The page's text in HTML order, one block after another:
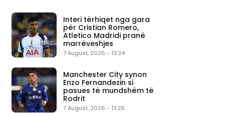
Interi tërhiqet nga gara
për Cristian Romero,
Atletico Madridi pranë
marrëveshjes
7 August, 2026 - 13:34
Manchester City synon
Enzo Fernandezin si
pasues të mundshëm të
Rodrit
7 August, 2026 - 13:25